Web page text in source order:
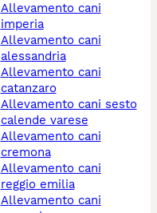
allevamento cani
imperia
allevamento cani
alessandria
allevamento cani
catanzaro
allevamento cani sesto
calende varese
allevamento cani
cremona
allevamento cani
reggio emilia
allevamento cani